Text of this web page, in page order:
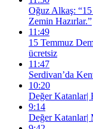
Oğuz Alkaş: “15
Zemin Hazırlar.”
11:49
15 Temmuz
ücretsiz
11:47
Serdivan’da
10:20
Değer Katanlar|
9:14
Değer Katanlar|